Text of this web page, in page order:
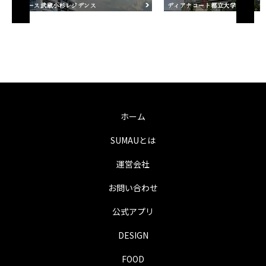
ホーム
SUMAUとは
運営会社
お問い合わせ
公式アプリ
DESIGN
FOOD